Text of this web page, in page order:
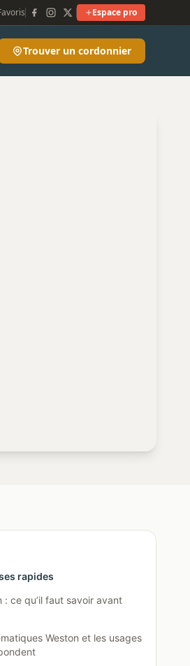
Espace pro
Trouver un cordonnier
rapides
: ce qu’il faut savoir avant
Weston et les usages